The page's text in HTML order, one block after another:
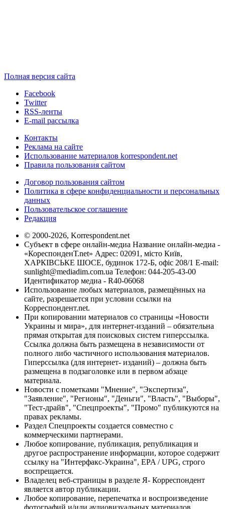
Полная версия сайта
Facebook
Twitter
RSS-ленты
E-mail рассылка
Контакты
Реклама на сайте
Использование материалов korrespondent.net
Правила пользования сайтом
Договор пользования сайтом
Политика в сфере конфиденциальности и персональных
данных
Пользовательское соглашение
Редакция
© 2000-2026, Korrespondent.net
Субъект в сфере онлайн-медиа Название онлайн-медиа -
«КореспонденТ.net» Адрес: 02091, місто Київ,
ХАРКІВСЬКЕ ШОСЕ, будинок 172-Б, офіс 208/1 E-mail:
sunlight@mediadim.com.ua Телефон: 044-205-43-00
Идентификатор медиа - R40-06068
Использование любых материалов, размещённых на
сайте, разрешается при условии ссылки на
Корреспондент.net.
При копировании материалов со страницы «Новости
Украины и мира», для интернет-изданий – обязательна
прямая открытая для поисковых систем гиперссылка.
Ссылка должна быть размещена в независимости от
полного либо частичного использования материалов.
Гиперссылка (для интернет- изданий) – должна быть
размещена в подзаголовке или в первом абзаце
материала.
Новости с пометками "Мнение", "Экспертиза",
"Заявление", "Регионы", "Деньги", "Власть", "Выборы",
"Тест-драйв", "Спецпроекты", "Промо" публикуются на
правах рекламы.
Раздел Спецпроекты создается совместно с
коммерческими партнерами.
Любое копирование, публикация, републикация и
другое распространение информации, которое содержит
ссылку на "Интерфакс-Украина", EPA / UPG, строго
воспрещается.
Владелец веб-страницы в разделе Я- Корреспондент
является автор публикации.
Любое копирование, перепечатка и воспроизведение
фотографий и/или аудиовизуальных материалов,